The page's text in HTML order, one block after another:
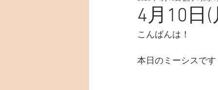
4月10日(
こんばんは！
本日のミーシスです